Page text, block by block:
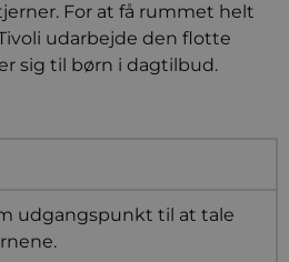
For at få rummet helt
udarbejde den flotte
sig til børn i dagtilbud.
udgangspunkt til at tale